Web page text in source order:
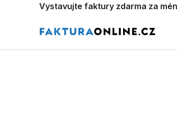
Vystavujte faktury zdarma za